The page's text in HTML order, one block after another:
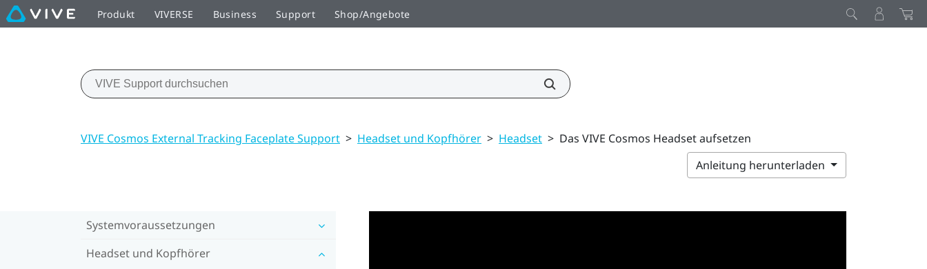
Produkt VIVERSE Business Support Shop/Angebote
VIVE Cosmos External Tracking Faceplate Support > Headset und Kopfhörer > Headset > Das VIVE Cosmos Headset aufsetzen
Anleitung herunterladen
Systemvoraussetzungen
Headset und Kopfhörer